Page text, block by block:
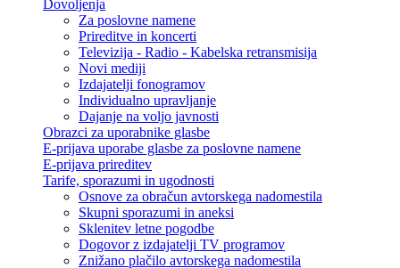
Dovoljenja
Za poslovne namene
Prireditve in koncerti
Televizija - Radio - Kabelska retransmisija
Novi mediji
Izdajatelji fonogramov
Individualno upravljanje
Dajanje na voljo javnosti
Obrazci za uporabnike glasbe
E-prijava uporabe glasbe za poslovne namene
E-prijava prireditev
Tarife, sporazumi in ugodnosti
Osnove za obračun avtorskega nadomestila
Skupni sporazumi in aneksi
Sklenitev letne pogodbe
Dogovor z izdajatelji TV programov
Znižano plačilo avtorskega nadomestila